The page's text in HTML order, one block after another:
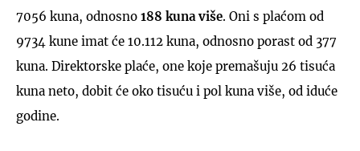
7056 kuna, odnosno 188 kuna više. Oni s plaćom od
9734 kune imat će 10.112 kuna, odnosno porast od 377
kuna. Direktorske plaće, one koje premašuju 26 tisuća
kuna neto, dobit će oko tisuću i pol kuna više, od iduće
godine.